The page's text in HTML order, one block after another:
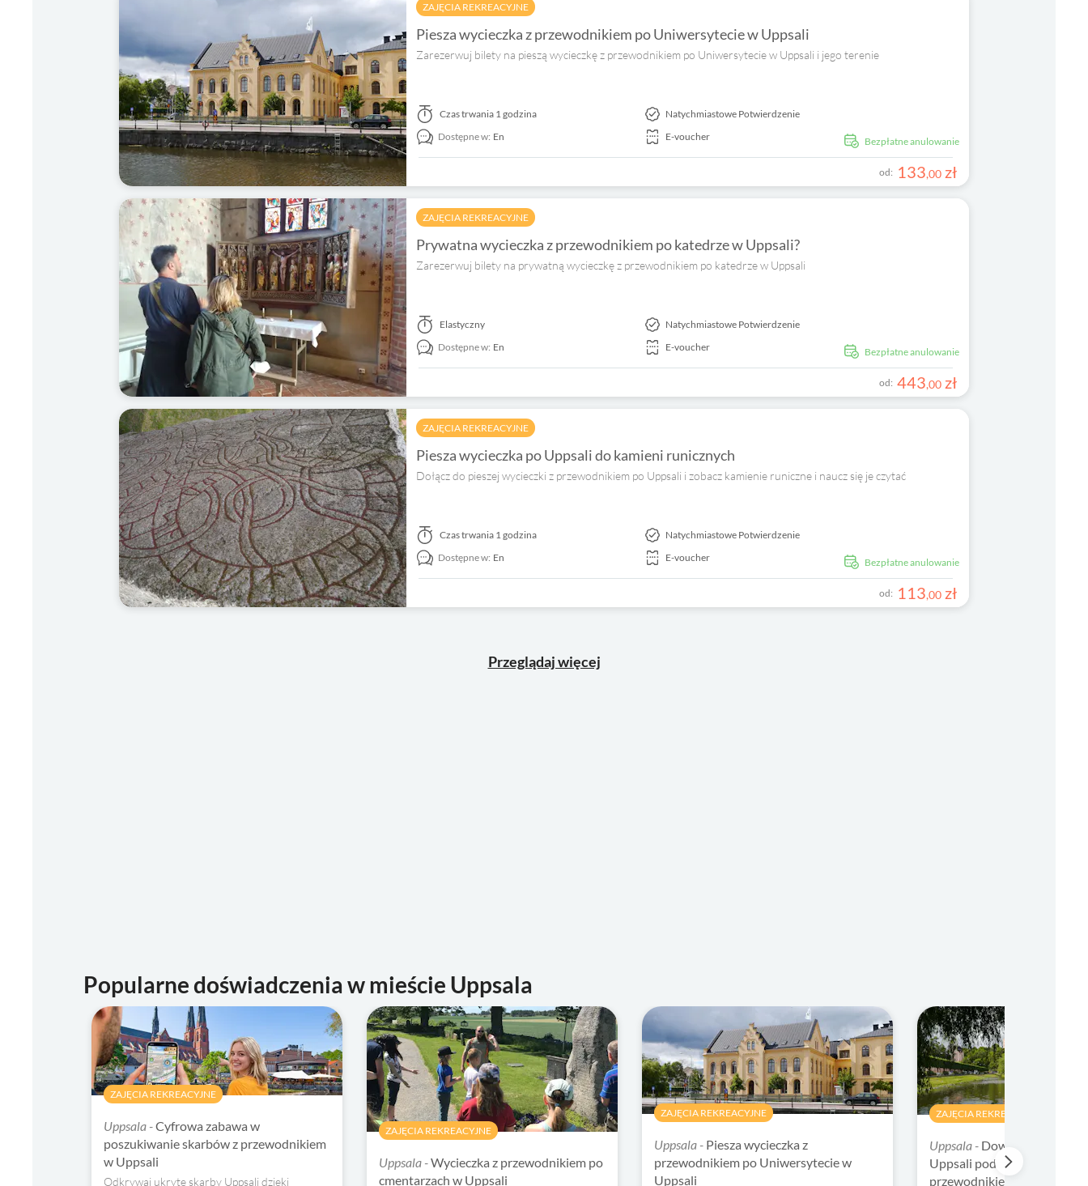
ZAJĘCIA REKREACYJNE
Piesza wycieczka z przewodnikiem po Uniwersytecie w Uppsali
Zarezerwuj bilety na pieszą wycieczkę z przewodnikiem po Uniwersytecie w Uppsali i jego terenie
Bezpłatne anulowanie
Czas trwania 1 godzina
Dostępne w: En
Natychmiastowe Potwierdzenie
E-voucher
od: 133,00 zł
ZAJĘCIA REKREACYJNE
Prywatna wycieczka z przewodnikiem po katedrze w Uppsali?
Zarezerwuj bilety na prywatną wycieczkę z przewodnikiem po katedrze w Uppsali
Bezpłatne anulowanie
Elastyczny
Dostępne w: En
Natychmiastowe Potwierdzenie
E-voucher
od: 443,00 zł
ZAJĘCIA REKREACYJNE
Piesza wycieczka po Uppsali do kamieni runicznych
Dołącz do pieszej wycieczki z przewodnikiem po Uppsali i zobacz kamienie runiczne i naucz się je czytać
Bezpłatne anulowanie
Czas trwania 1 godzina
Dostępne w: En
Natychmiastowe Potwierdzenie
E-voucher
od: 113,00 zł
Przeglądaj więcej
Popularne doświadczenia w mieście Uppsala
ZAJĘCIA REKREACYJNE
Uppsala -Cyfrowa zabawa w
poszukiwanie skarbów z przewodnikiem
w Uppsali
Odkrywaj ukryte skarby Uppsali dzięki
ZAJĘCIA REKREACYJNE
Uppsala -Wycieczka z przewodnikiem po
cmentarzach w Uppsali
ZAJĘCIA REKREACYJNE
Uppsala - Piesza wycieczka z
przewodnikiem po Uniwersytecie w
Uppsali
ZAJĘCIA REKREACYJNE
Uppsala - Dowiedz się o
Uppsali podczas pieszej
przewodnikiem